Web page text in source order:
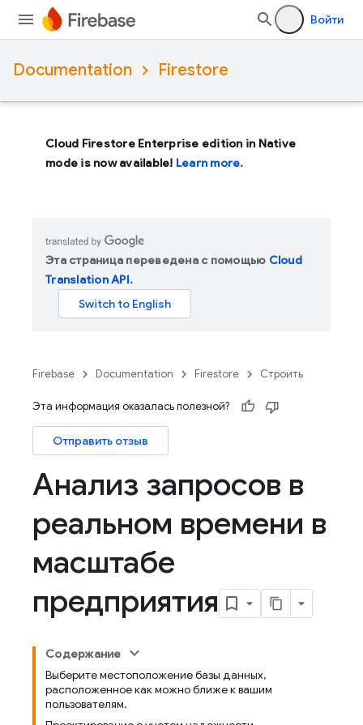
Войти
Documentation Firestore
Cloud Firestore Enterprise edition in Native
mode is now available! Learn more.
Эта страница переведена с помощью Cloud
Translation API.
Firebase Documentation Firestore Строить
Эта информация оказалась полезной?
Отправить отзыв
Анализ запросов в
реальном времени в
масштабе
предприятия
Содержание
Выберите местоположение базы данных,
расположенное как можно ближе к вашим
пользователям.